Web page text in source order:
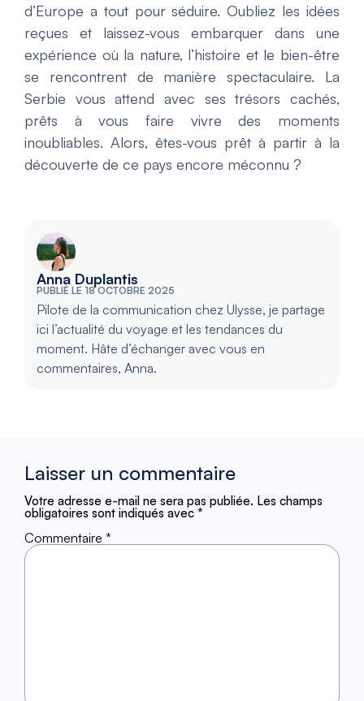
d’Europe a tout pour séduire. Oubliez les idées
reçues et laissez-vous embarquer dans une
expérience où la nature, l’histoire et le bien-être
se rencontrent de manière spectaculaire. La
Serbie vous attend avec ses trésors cachés,
prêts à vous faire vivre des moments
inoubliables. Alors, êtes-vous prêt à partir à la
découverte de ce pays encore méconnu ?
Anna Duplantis
PUBLIÉ LE 18 OCTOBRE 2025
Pilote de la communication chez Ulysse, je partage
ici l’actualité du voyage et les tendances du
moment. Hâte d’échanger avec vous en
commentaires, Anna.
Laisser un commentaire
Votre adresse e-mail ne sera pas publiée. Les champs
obligatoires sont indiqués avec *
Commentaire *